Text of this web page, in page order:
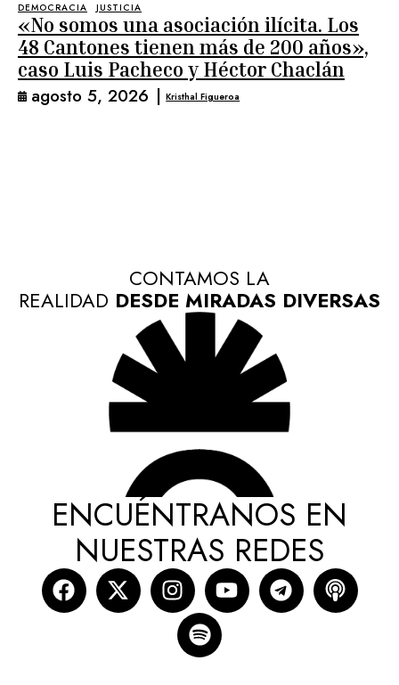
DEMOCRACIA JUSTICIA
«No somos una asociación ilícita. Los
48 Cantones tienen más de 200 años»,
caso Luis Pacheco y Héctor Chaclán
agosto 5, 2026 | Kristhal Figueroa
CONTAMOS LA
REALIDAD DESDE MIRADAS DIVERSAS
ENCUÉNTRANOS EN
NUESTRAS REDES